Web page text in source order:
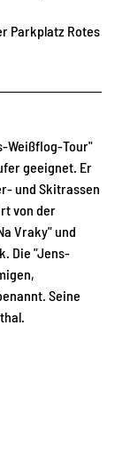
Parkplatz Rotes
Weißflog-Tour"
geeignet. Er
und Skitrassen
von der
Vraky" und
Die "Jens-
Seine